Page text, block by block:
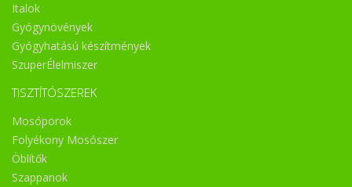
Italok
Gyógynövények
Gyógyhatású készítmények
SzuperÉlelmiszer
TISZTÍTÓSZEREK
Mosóporok
Folyékony Mosószer
Öblítők
Szappanok